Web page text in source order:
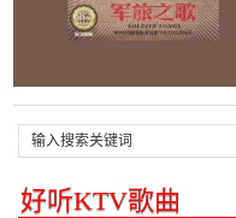
好听KTV歌曲